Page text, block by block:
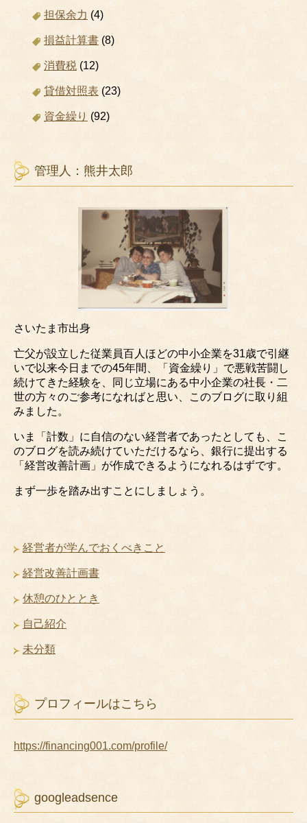
担保余力 (4)
損益計算書 (8)
消費税 (12)
貸借対照表 (23)
資金繰り (92)
管理人：熊井太郎
さいたま市出身
亡父が設立した従業員百人ほどの中小企業を31歳で引継
いで以来今日までの45年間、「資金繰り」で悪戦苦闘し
続けてきた経験を、同じ立場にある中小企業の社長・二
世の方々のご参考になればと思い、このブログに取り組
みました。
いま「計数」に自信のない経営者であったとしても、こ
のブログを読み続けていただけるなら、銀行に提出する
「経営改善計画」が作成できるようになれるはずです。
まず一歩を踏み出すことにしましょう。
経営者が学んでおくべきこと
経営改善計画書
休憩のひととき
自己紹介
未分類
プロフィールはこちら
https://financing001.com/profile/
googleadsence